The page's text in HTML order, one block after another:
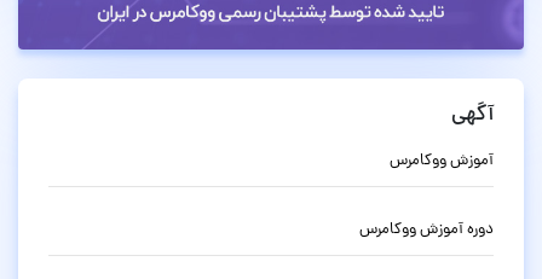
آگهی
آموزش ووکامرس
دوره آموزش ووکامرس